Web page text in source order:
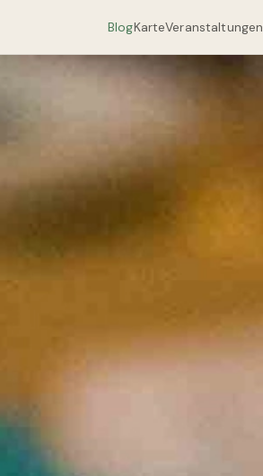
BlogKarteVeranstaltungen